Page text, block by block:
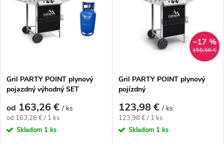
Gril PARTY POINT plynový
pojazdný výhodný SET
od 163,26 €/ ks
Jednotková cena:
od 163,26 € / 1 ks
Skladom 1 ks
150,56 €
–17 %
Gril PARTY POINT plynový
pojízdný
123,98 €/ ks
Jednotková cena:
123,98 € / 1 ks
Skladom 1 ks